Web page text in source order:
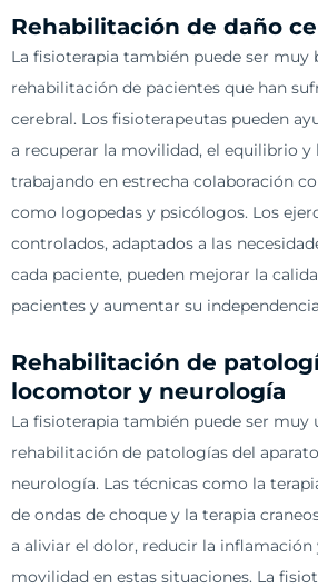
Rehabilitación de daño
La fisioterapia también puede ser muy
rehabilitación de pacientes que han
cerebral. Los fisioterapeutas pueden
a recuperar la movilidad, el equilibrio y
trabajando en estrecha colaboración
como logopedas y psicólogos. Los
controlados, adaptados a las
cada paciente, pueden mejorar la
pacientes y aumentar su
Rehabilitación de
locomotor y neurología
La fisioterapia también puede ser muy
rehabilitación de patologías del
neurología. Las técnicas como la
de ondas de choque y la terapia
a aliviar el dolor, reducir la inflamación
movilidad en estas situaciones. La